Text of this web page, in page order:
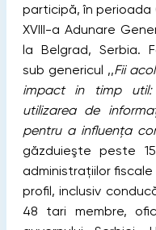
participă, în
XVIII-a Adunare
la Belgrad, Serbia.
sub genericul ,,Fii
impact in timp util:
utilizarea de
pentru a influenţa
găzduieşte peste
administraţiilor
profil, inclusiv
48 tari membre,